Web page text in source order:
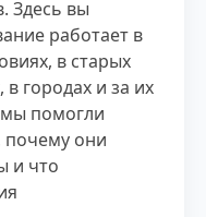
Здесь вы
работает в
в старых
городах и за их
мы помогли
почему они
и что